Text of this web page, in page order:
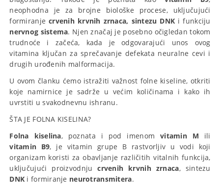
neophodna je za brojne biološke procese, uključujući
formiranjecrvenih krvnih zrnaca, sintezu DNK i funkciju
nervnog sistema. Njen značaj je posebno očigledan tokom
trudnoće i začeća, kada je odgovarajući unos ovog
vitamina ključan za sprečavanje defekata neuralne cevi i
drugih urođenih malformacija.
U ovom članku ćemo istražiti važnost folne kiseline, otkriti
koje namirnice je sadrže u većim količinama i kako ih
uvrstiti u svakodnevnu ishranu.
ŠTA JE FOLNA KISELINA?
Folna kiselina, poznata i pod imenom vitamin M ili
vitamin B9, je vitamin grupe B rastvorljiv u vodi koji
organizam koristi za obavljanje različitih vitalnih funkcija,
uključujući proizvodnjucrvenih krvnih zrnaca, sintezu
DNK i formiranje neurotransmitera.